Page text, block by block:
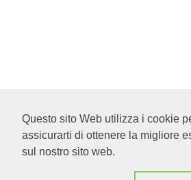
Questo sito Web utilizza i cookie
assicurarti di ottenere la migliore
sul nostro sito web.